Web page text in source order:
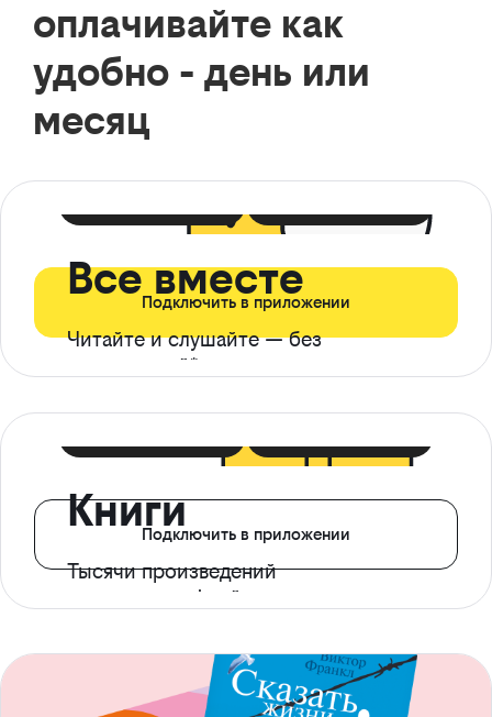
оплачивайте как
удобно - день или
месяц
Все вместе
Читайте и слушайте — без
ограничений*
Подключить в приложении
Книги
Тысячи произведений
с доступом офлайн
Подключить в приложении